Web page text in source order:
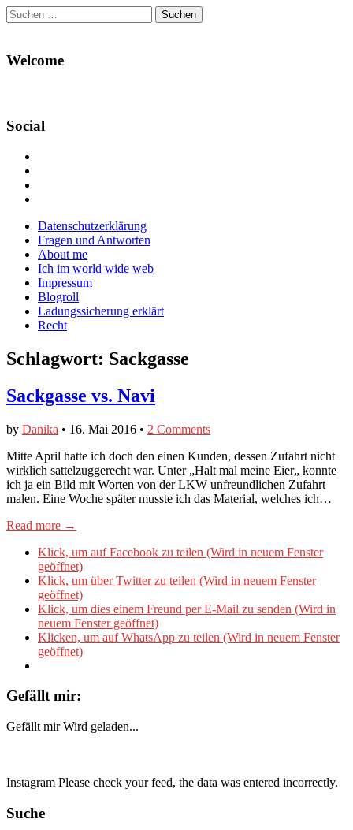
Suchen
nach:
Welcome
Social
Facebook
anzeigen
Twitter
anzeigen
auf
Instagram
anzeigen
Main
menu
Skip
content
Datenschutzerklärung
Fragen und Antworten
About me
Ich im world wide web
Impressum
Blogroll
Ladungssicherung erklärt
Recht
Schlagwort: Sackgasse
Sackgasse vs. Navi
by Danika • 16. Mai 2016 • 2 Comments
Mitte April hatte ich doch den einen Kunden, dessen Zufahrt nicht
wirklich sattelzuggerecht war. Unter „Halt mal meine Eier„ konnte
ich ja ein Bild mit Worten von der LKW unfreundlichen Zufahrt
malen. Eine Woche später musste ich das Material, welches ich…
Read more →
Klick, um auf Facebook zu teilen (Wird in neuem Fenster
geöffnet)
Klick, um über Twitter zu teilen (Wird in neuem Fenster
geöffnet)
Klick, um dies einem Freund per E-Mail zu senden (Wird in
neuem Fenster geöffnet)
Klicken, um auf WhatsApp zu teilen (Wird in neuem Fenster
geöffnet)
Gefällt mir:
Gefällt mir Wird geladen...
Instagram Please check your feed, the data was entered incorrectly.
Suche